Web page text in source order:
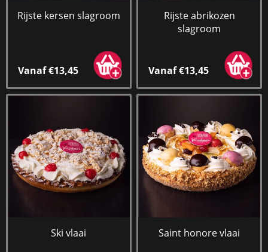
Rijste kersen slagroom
Vanaf €13,45
Rijste abrikozen
slagroom
Vanaf €13,45
Ski vlaai Saint honore vlaai